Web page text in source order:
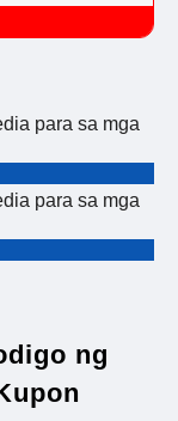
para sa mga
para sa mga
ng